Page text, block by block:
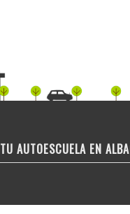
TU AUTOESCUELA EN